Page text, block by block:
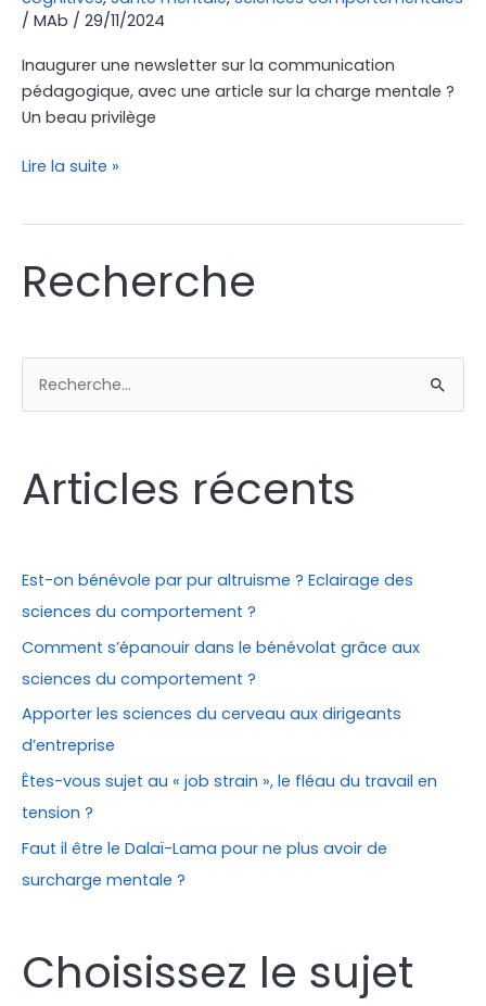
/ MAb / 29/11/2024
Inaugurer une newsletter sur la communication
pédagogique, avec une article sur la charge mentale ?
Un beau privilège
Lire la suite »
Recherche
h
c
h
e
r
Articles récents
Est-on bénévole par pur altruisme ? Eclairage des
sciences du comportement ?
Comment s’épanouir dans le bénévolat grâce aux
sciences du comportement ?
Apporter les sciences du cerveau aux dirigeants
d’entreprise
Êtes-vous sujet au « job strain », le fléau du travail en
tension ?
Faut il être le Dalaï-Lama pour ne plus avoir de
surcharge mentale ?
Choisissez le sujet